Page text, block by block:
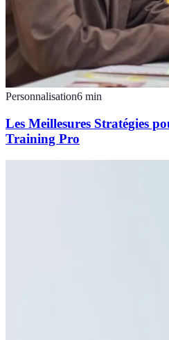
Personnalisation6 min
Les Meillesures Stratégies
Training Pro